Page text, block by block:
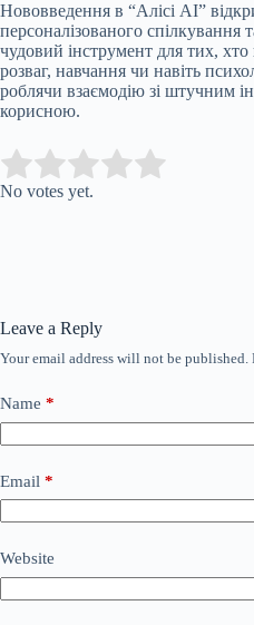
Нововведення в “Алісі AI”
персоналізованого спілкування
чудовий інструмент для тих,
розваг, навчання чи навіть
роблячи взаємодію зі штучним
корисною.
Rate this item:
No votes yet.
Leave a Reply
Your email address will not be published.
Name *
Email *
Website